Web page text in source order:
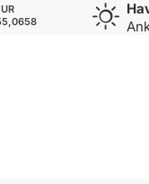
GBP
64,1997